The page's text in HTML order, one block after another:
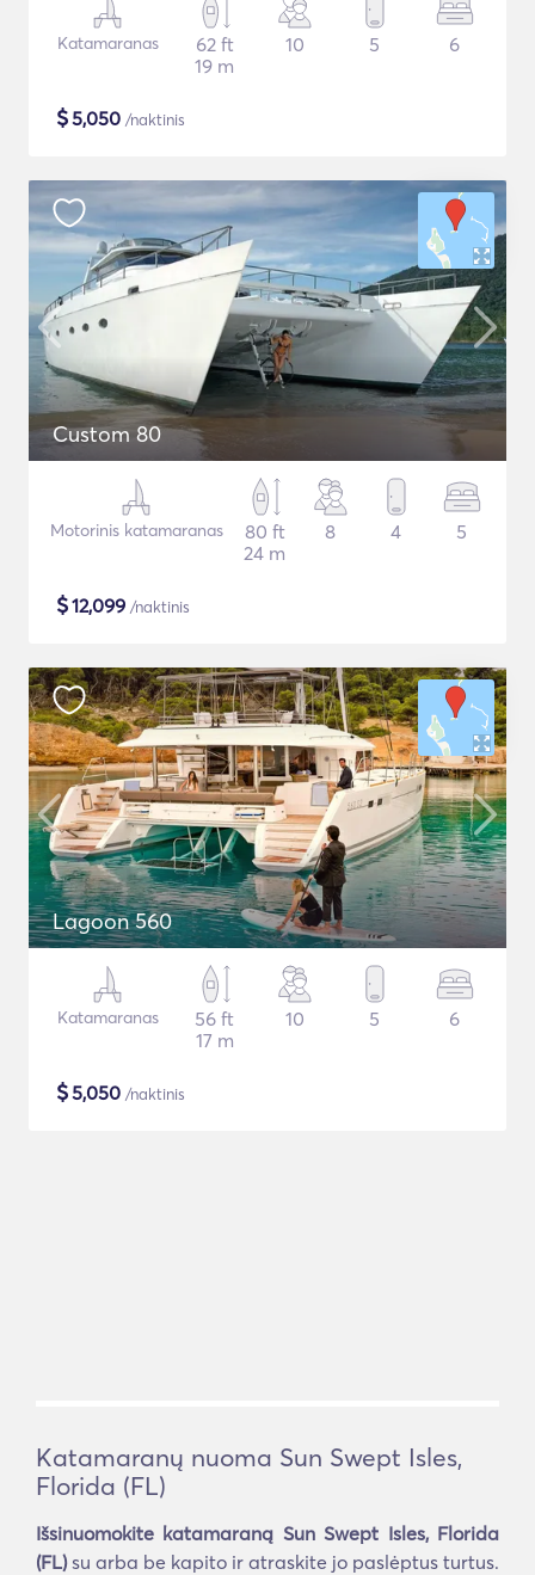
Katamaranas
62 ft
19 m
10 5 6
$5,050 /naktinis
Custom 80
Motorinis katamaranas
80 ft
24 m
8 4 5
$12,099 /naktinis
Lagoon 560
Katamaranas
56 ft
17 m
10 5 6
$5,050 /naktinis
Katamaranų nuoma Sun Swept Isles,
Florida (FL)
Išsinuomokite katamaraną Sun Swept Isles, Florida
(FL)su arba be kapito ir atraskite jo paslėptus turtus.